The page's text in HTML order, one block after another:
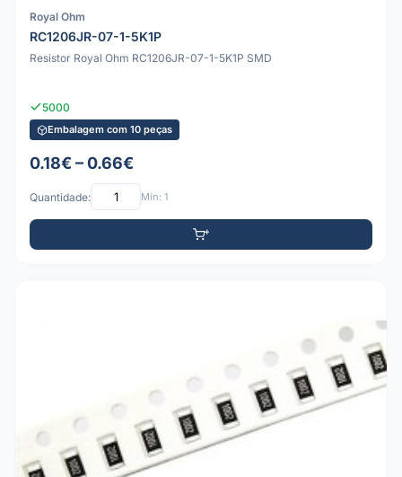
Royal Ohm
RC1206JR-07-1-5K1P
Resistor Royal Ohm RC1206JR-07-1-5K1P SMD
5000
Embalagem com 10 peças
0.18€ – 0.66€
Quantidade: Mín: 1